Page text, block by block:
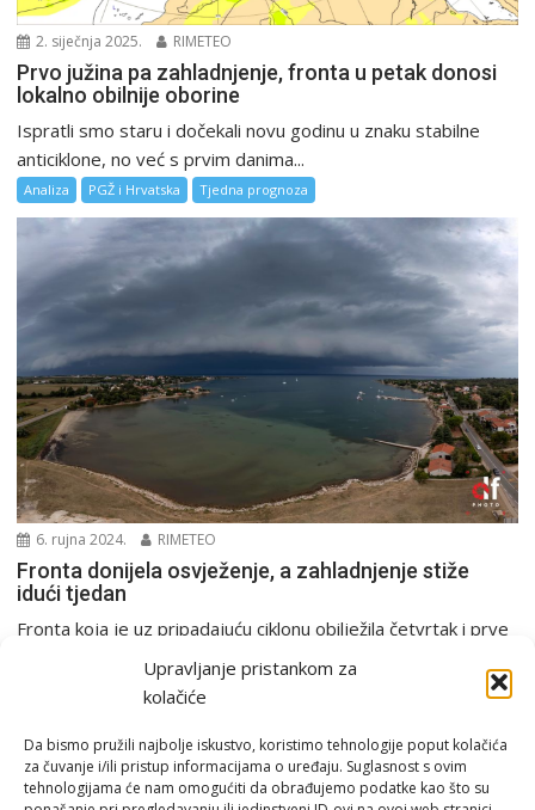
Upravljanje pristankom za
kolačiće
Da bismo pružili najbolje iskustvo, koristimo tehnologije poput kolačića
za čuvanje i/ili pristup informacijama o uređaju. Suglasnost s ovim
tehnologijama će nam omogućiti da obrađujemo podatke kao što su
2. siječnja 2025. RIMETEO
Prvo južina pa zahladnjenje, fronta u petak donosi
lokalno obilnije oborine
Ispratli smo staru i dočekali novu godinu u znaku stabilne
anticiklone, no već s prvim danima...
Analiza PGŽ i Hrvatska Tjedna prognoza
6. rujna 2024. RIMETEO
Fronta donijela osvježenje, a zahladnjenje stiže
idući tjedan
Fronta koja je uz pripadajuću ciklonu obilježila četvrtak i prve
sate petka donijela je osvježenje većem...